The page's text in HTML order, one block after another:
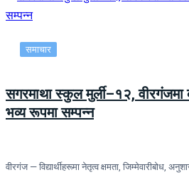
समाचार
सगरमाथा स्कुल मुर्ली–१२, वीरगंजमा
भव्य रूपमा सम्पन्न
वीरगंज — विद्यार्थीहरूमा नेतृत्व क्षमता, जिम्मेवारीबोध,